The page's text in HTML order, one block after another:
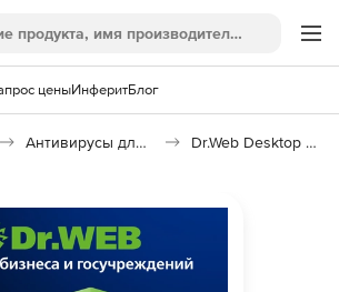
ценыИнферитБлог
Антивирусы для организаций Dr.Web Desktop Security Suite